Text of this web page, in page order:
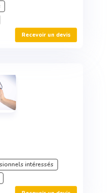
Recevoir un devis
intéressés